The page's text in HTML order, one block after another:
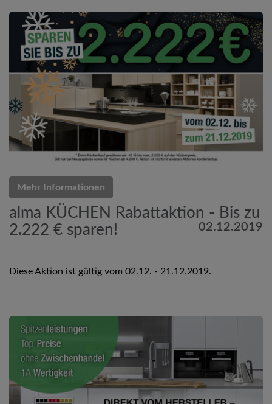
Mehr Informationen
alma KÜCHEN Rabattaktion - Bis zu
2.222 € sparen!
02.12.2019
Diese Aktion ist gültig vom 02.12. - 21.12.2019.